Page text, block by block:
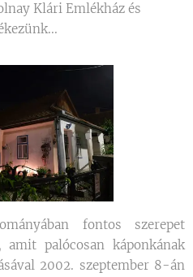
Klári Emlékház és
fontos szerepet
palócosan káponkának
2002. szeptember 8-án